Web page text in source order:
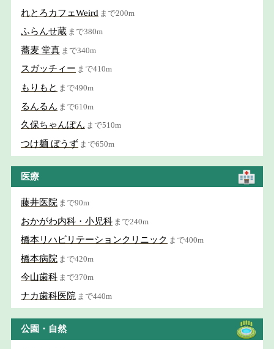
れとろカフェWeird まで200m
ふらんせ蔵 まで380m
蕎麦 堂真 まで340m
スガッチィー まで410m
もりもと まで490m
るんるん まで610m
久保ちゃんぽん まで510m
つけ麺 ぼうず まで650m
医療
藤井医院 まで90m
おかがわ内科・小児科 まで240m
橋本リハビリテーションクリニック まで400m
橋本病院 まで420m
今山歯科 まで370m
ナカ歯科医院 まで440m
公園・自然